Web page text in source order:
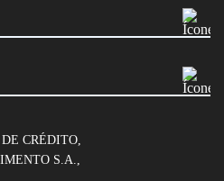
com garantia de
CRÉDITO,
S.A.,